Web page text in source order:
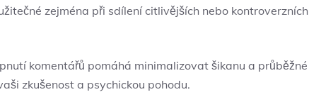
zejména při sdílení citlivějších nebo kontroverzních
komentářů pomáhá minimalizovat šikanu a průběžné
zkušenost a psychickou pohodu.